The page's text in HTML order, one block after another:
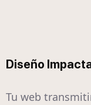
Diseño
Tu web